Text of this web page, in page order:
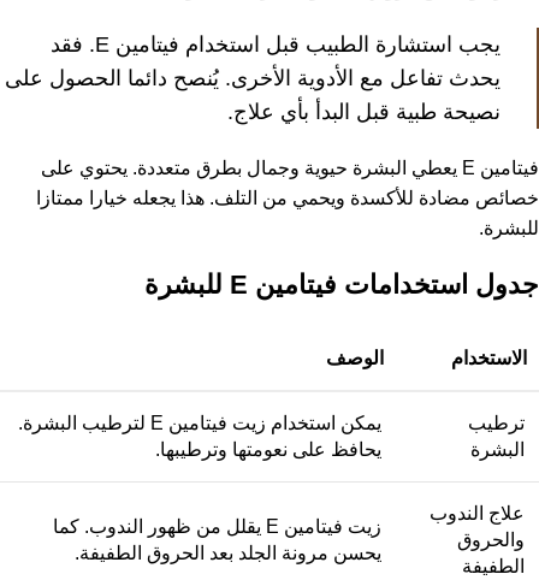
يجب استشارة الطبيب قبل استخدام فيتامين E. فقد
يحدث تفاعل مع الأدوية الأخرى. يُنصح دائما الحصول على
نصيحة طبية قبل البدأ بأي علاج.
فيتامين E يعطي البشرة حيوية وجمال بطرق متعددة. يحتوي على
خصائص مضادة للأكسدة ويحمي من التلف. هذا يجعله خيارا ممتازا
للبشرة.
جدول استخدامات فيتامين E للبشرة
الاستخدام الوصف
ترطيب
البشرة
يمكن استخدام زيت فيتامين E لترطيب البشرة.
يحافظ على نعومتها وترطيبها.
علاج الندوب
والحروق
الطفيفة
زيت فيتامين E يقلل من ظهور الندوب. كما
يحسن مرونة الجلد بعد الحروق الطفيفة.